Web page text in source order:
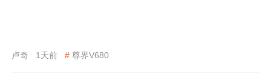
卢奇 1天前 # 尊界V680